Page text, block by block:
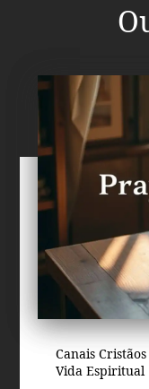
Canais
Vida Espiritual